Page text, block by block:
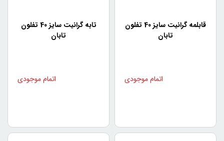
در هنگام شستشوی این قابلمه‌ها از ابزار شستشویی خشن
استفاده نکنید.
از چاقو و ابزار‌های تیز برای خوردن غذا در داخل قابلمه استفاده
ممکن است باعث خراشیدگی روکش تفلون شودو قابلمه آلوده
در حین پخت، دمای قابلمه را کم کنید تا جلوی احتمال
خراشیدگی روکش تفلون را بگیرید.
قابلمه گرانیت سایز 40 تفلون
تابان
تابه گرانیت سایز 40 تفلون
تابان